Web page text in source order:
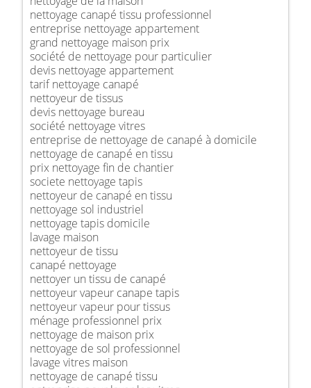
nettoyage canapé tissu professionnel
entreprise nettoyage appartement
grand nettoyage maison prix
société de nettoyage pour particulier
devis nettoyage appartement
tarif nettoyage canapé
nettoyeur de tissus
devis nettoyage bureau
société nettoyage vitres
entreprise de nettoyage de canapé à domicile
nettoyage de canapé en tissu
prix nettoyage fin de chantier
societe nettoyage tapis
nettoyeur de canapé en tissu
nettoyage sol industriel
nettoyage tapis domicile
lavage maison
nettoyeur de tissu
canapé nettoyage
nettoyer un tissu de canapé
nettoyeur vapeur canape tapis
nettoyeur vapeur pour tissus
ménage professionnel prix
nettoyage de maison prix
nettoyage de sol professionnel
lavage vitres maison
nettoyage de canapé tissu